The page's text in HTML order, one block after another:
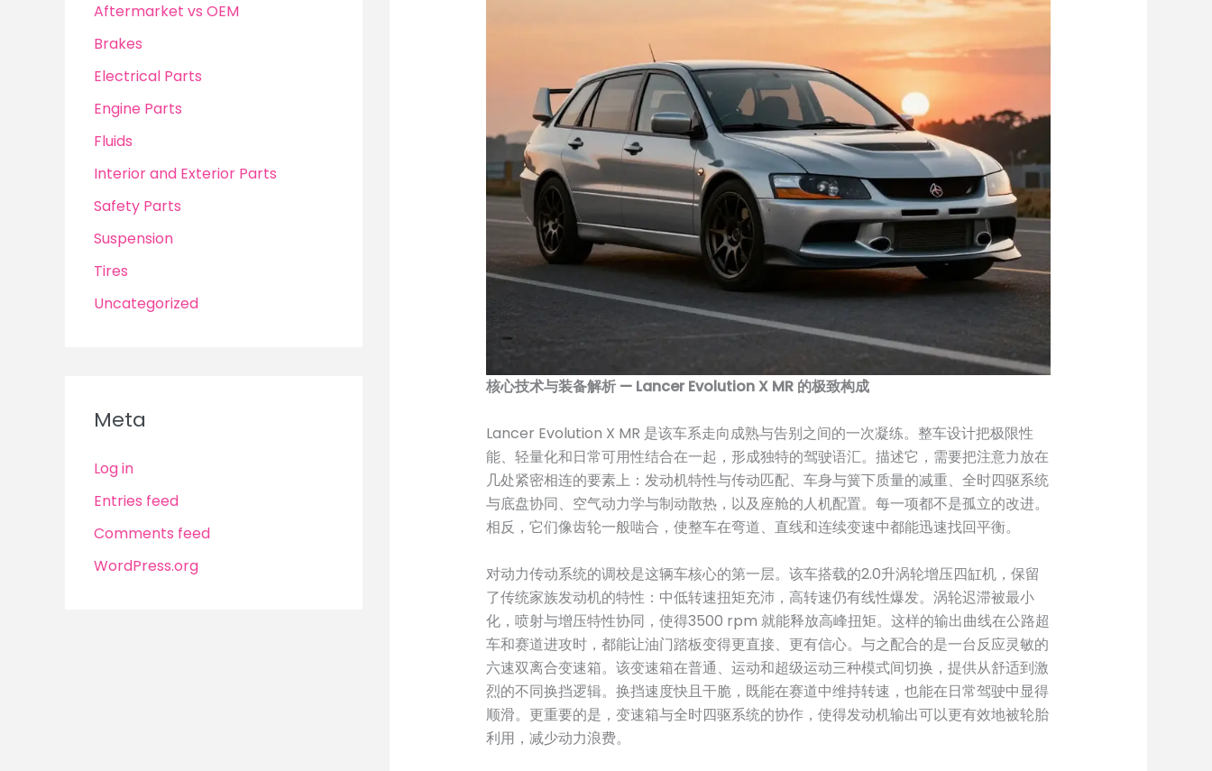
Aftermarket vs OEM
Brakes
Electrical Parts
Engine Parts
Fluids
Interior and Exterior Parts
Safety Parts
Suspension
Tires
Uncategorized
Meta
Log in
Entries feed
Comments feed
WordPress.org
核心技术与装备解析 — Lancer Evolution X MR 的极致构成
Lancer Evolution X MR 是该车系走向成熟与告别之间的一次凝练。整车设计把极限性
能、轻量化和日常可用性结合在一起，形成独特的驾驶语汇。描述它，需要把注意力放在
几处紧密相连的要素上：发动机特性与传动匹配、车身与簧下质量的减重、全时四驱系统
与底盘协同、空气动力学与制动散热，以及座舱的人机配置。每一项都不是孤立的改进。
相反，它们像齿轮一般啮合，使整车在弯道、直线和连续变速中都能迅速找回平衡。
对动力传动系统的调校是这辆车核心的第一层。该车搭载的2.0升涡轮增压四缸机，保留
了传统家族发动机的特性：中低转速扭矩充沛，高转速仍有线性爆发。涡轮迟滞被最小
化，喷射与增压特性协同，使得3500 rpm 就能释放高峰扭矩。这样的输出曲线在公路超
车和赛道进攻时，都能让油门踏板变得更直接、更有信心。与之配合的是一台反应灵敏的
六速双离合变速箱。该变速箱在普通、运动和超级运动三种模式间切换，提供从舒适到激
烈的不同换挡逻辑。换挡速度快且干脆，既能在赛道中维持转速，也能在日常驾驶中显得
顺滑。更重要的是，变速箱与全时四驱系统的协作，使得发动机输出可以更有效地被轮胎
利用，减少动力浪费。